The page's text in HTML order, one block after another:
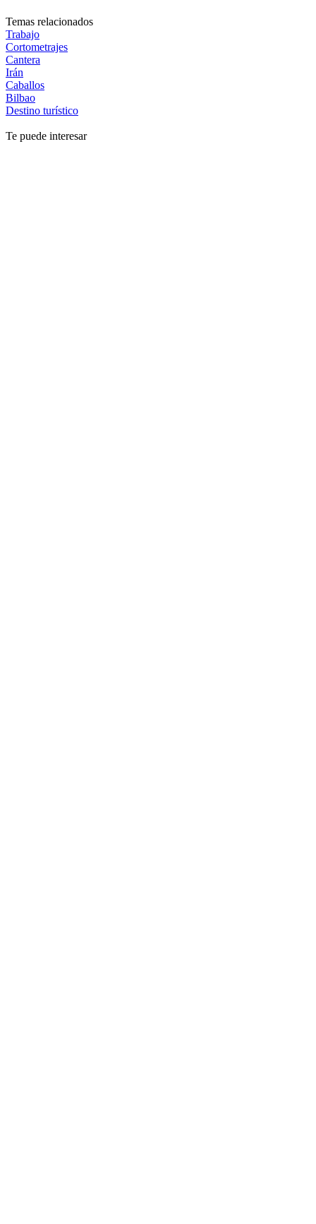
Temas relacionados
Trabajo
Cortometrajes
Cantera
Irán
Caballos
Bilbao
Destino turístico
Te puede interesar